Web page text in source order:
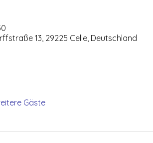
13, 29225 Celle, Deutschland
Gäste